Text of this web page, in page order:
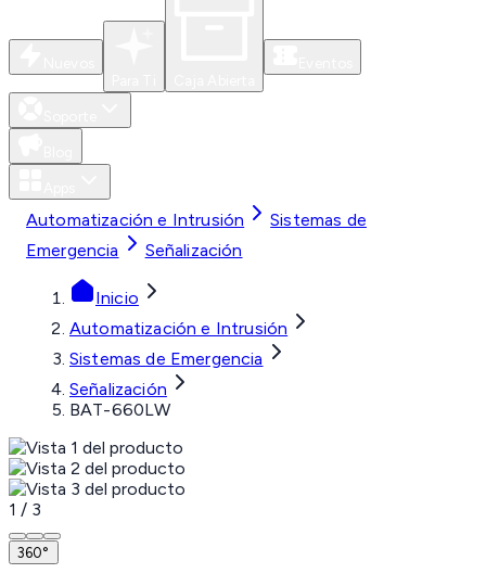
Automatización e Intrusión
Sistemas de
Emergencia
Señalización
Inicio
Automatización e Intrusión
Sistemas de Emergencia
Señalización
BAT-660LW
1 / 3
360°